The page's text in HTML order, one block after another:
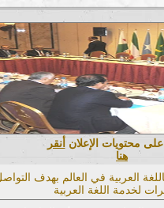
على محتويات الإعلان أنقر
هنا
العربية في العالم بهدف
لخدمة اللغة العربية